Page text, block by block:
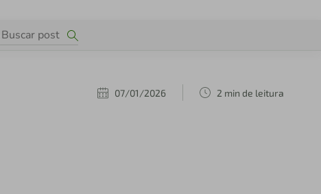
07/01/2026 2 min de leitura